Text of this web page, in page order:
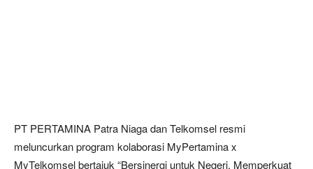
PT PERTAMINA Patra Niaga dan Telkomsel resmi
meluncurkan program kolaborasi MyPertamina x
MyTelkomsel bertajuk “Bersinergi untuk Negeri, Memperkuat